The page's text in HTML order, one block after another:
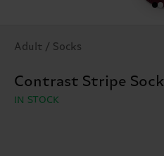
Adult / Socks
Contrast Stripe Sock
IN STOCK